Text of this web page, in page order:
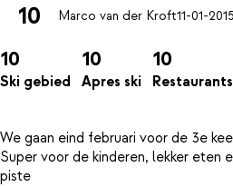
10 Marco van der Kroft11-01-2015
10
Ski gebied
10
Apres ski
10
Restaurants
We gaan eind februari voor de 3e
Super voor de kinderen, lekker eten
piste